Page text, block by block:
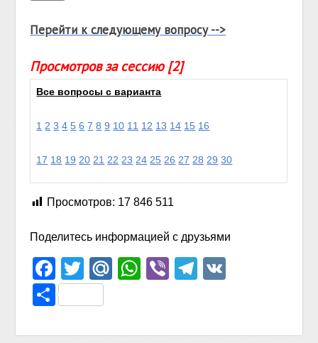
Перейти к следующему вопросу -->
Просмотров за сессию [2]
Все вопросы с варианта
1 2 3 4 5 6 7 8 9 10 11 12 13 14 15 16
17 18 19 20 21 22 23 24 25 26 27 28 29 30
Просмотров: 17 846 511
Поделитесь информацией с друзьями
Facebook
TwitterMail.Ru
WhatsApp
ViberTelegram
Отправить